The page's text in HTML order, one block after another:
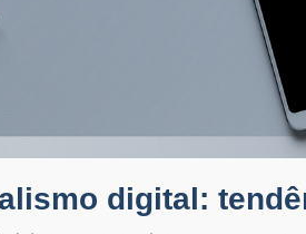
digital: